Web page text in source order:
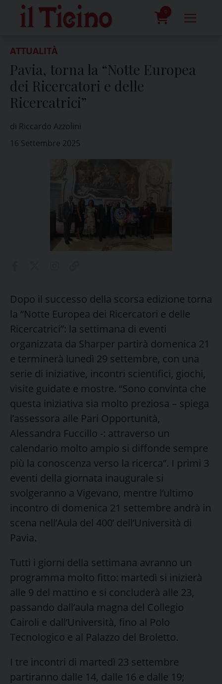
content
0
ATTUALITÀ
Pavia, torna la “Notte Europea
dei Ricercatori e delle
Ricercatrici”
di Riccardo Azzolini
16 Settembre 2025
Dopo il successo della scorsa edizione torna
la “Notte Europea dei Ricercatori e delle
Ricercatrici”: la settimana di eventi
organizzata da Sharper partirà domenica 21
e terminerà lunedì 29 settembre, con una
serie di iniziative, incontri scientifici, giochi,
visite guidate e mostre. “Sono convinta che
questa iniziativa sia molto preziosa – spiega
l’assessora alle Pari Opportunità,
Alessandra Fuccillo -: attraverso un
calendario molto ampio si diffonde sempre
più la conoscenza verso la ricerca”. I primi 3
eventi della giornata inaugurale si
svolgeranno a Vigevano, mentre l’ultimo
incontro di domenica 21 settembre andrà in
scena nell’Aula del 400’ dell’Università di
Pavia.
Tutti i giorni della settimana avranno un
programma molto fitto: martedì si inizierà
alle 9 del mattino e si concluderà alle 23,
passando dall’aula magna del Collegio
Cairoli e dall’Università, fino al Polo
Tecnologico e al Palazzo del Broletto.
I tre incontri di martedì 23 settembre
partiranno dalle 14, dalle 16 e dalle 19;